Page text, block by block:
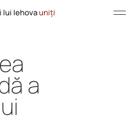
lui Iehovauniți
a